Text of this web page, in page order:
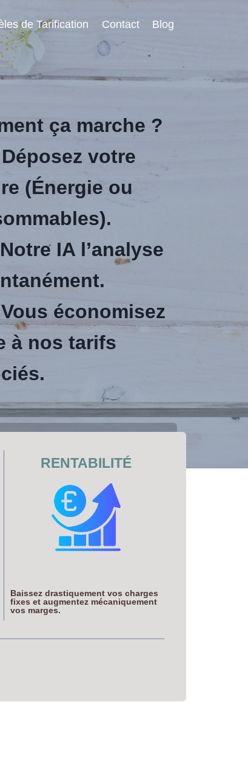
de Tarification Contact Blog
ça marche ?
votre
(Énergie ou
IA l’analyse
économisez
à nos tarifs
RENTABILITÉ
Baissez drastiquement vos charges
fixes et augmentez mécaniquement
vos marges.